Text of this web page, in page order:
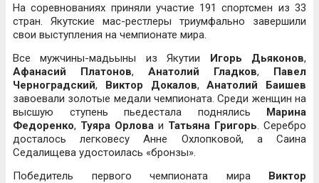
На соревнованиях приняли участие 191 спортсмен из 33
стран. Якутские мас-рестлеры триумфально завершили
свои выступления на чемпионате мира.
Все мужчины-мадьыны из Якутии Игорь Дьяконов,
Афанасий Платонов, Анатолий Гладков, Павел
Черноградский, Виктор Докалов,Анатолий Баишев
завоевали золотые медали чемпионата. Среди женщин на
высшую ступень пьедестала поднялись Марина
Федоренко, Туяра Орлова и Татьяна Григорь . Серебро
досталось легковесу Анне Охлопковой, а Саина
Седалищева удостоилась «бронзы».
Победитель первого чемпионата мира Виктор